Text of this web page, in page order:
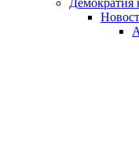
Демократия